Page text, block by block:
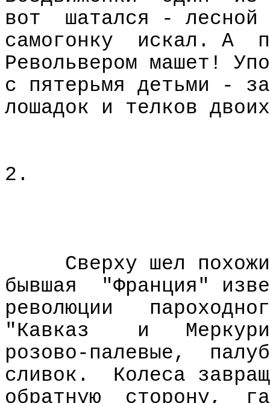
вот
шатался - лесной
самогонку
искал. А
Револьвером машет!
с пятерьмя детьми -
лошадок и телков
2.
Сверху шел
бывшая
"Франция"
революции
"Кавказ
и
розово-палевые,
сливок.
Колеса
обратную
сторону,